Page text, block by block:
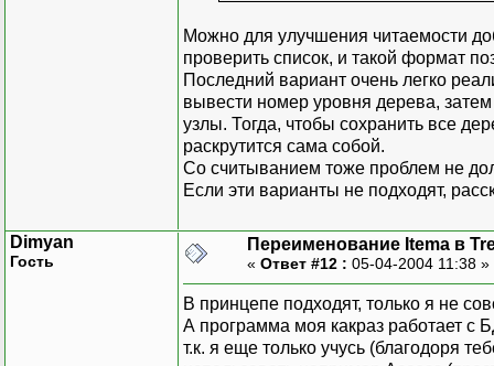
Можно для улучшения читаемости
проверить список, и такой формат
Последний вариант очень легко
вывести номер уровня дерева,
узлы. Тогда, чтобы сохранить все
раскрутится сама собой.
Со считыванием тоже проблем не
Если эти варианты не подходят,
Dimyan
Гость
Переименование Itema в
« Ответ #12 : 05-04-2004 11:38 »
В принцепе подходят, только я не
А программа моя какраз работает с
т.к. я еще только учусь (благодоря